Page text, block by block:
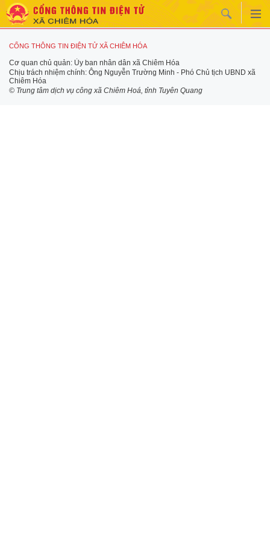
CỔNG THÔNG TIN ĐIỆN TỬ XÃ CHIÊM HÓA
Cơ quan chủ quản: Ủy ban nhân dân xã Chiêm Hóa
Chịu trách nhiệm chính: Ông Nguyễn Trường Minh - Phó Chủ tịch UBND xã
Chiêm Hóa
© Trung tâm dịch vụ công xã Chiêm Hoá, tỉnh Tuyên Quang